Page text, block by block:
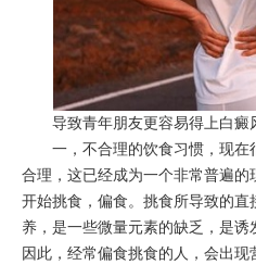
导致青年朋友更容易得上白癜
一，不合理的饮食习惯，现在
合理，这已经成为一个非常普遍
开始挑食，偏食。挑食所导致的
养，是一些微量元素的缺乏，是诱
因此，经常偏食挑食的人，会出